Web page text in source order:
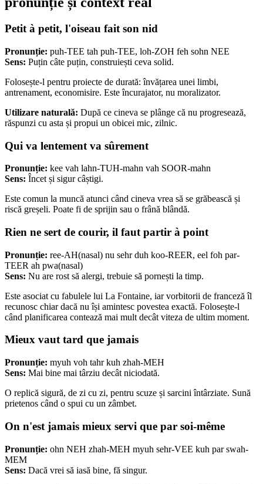
Petit à petit, l'oiseau fait son nid
Pronunție: puh-TEE tah puh-TEE, loh-ZOH feh sohn NEE
Sens: Puțin câte puțin, construiești ceva solid.
Folosește-l pentru proiecte de durată: învățarea unei limbi,
antrenament, economisire. Este încurajator, nu moralizator.
Utilizare naturală: După ce cineva se plânge că nu progresează,
răspunzi cu asta și propui un obicei mic, zilnic.
Qui va lentement va sûrement
Pronunție: kee vah lahn-TUH-mahn vah SOOR-mahn
Sens: Încet și sigur câștigi.
Este comun la muncă atunci când cineva vrea să se grăbească și
riscă greșeli. Poate fi de sprijin sau o frână blândă.
Rien ne sert de courir, il faut partir à point
Pronunție: ree-AH(nasal) nu sehr duh koo-REER, eel foh par-
TEER ah pwa(nasal)
Sens: Nu are rost să alergi, trebuie să pornești la timp.
Este asociat cu fabulele lui La Fontaine, iar vorbitorii de franceză îl
recunosc chiar dacă nu își amintesc povestea exactă. Folosește-l
când planificarea contează mai mult decât viteza de ultim moment.
Mieux vaut tard que jamais
Pronunție: myuh voh tahr kuh zhah-MEH
Sens: Mai bine mai târziu decât niciodată.
O replică sigură, de zi cu zi, pentru scuze și sarcini întârziate. Sună
prietenos când o spui cu un zâmbet.
On n'est jamais mieux servi que par soi-même
Pronunție: ohn NEH zhah-MEH myuh sehr-VEE kuh par swah-
MEM
Sens: Dacă vrei să iasă bine, fă singur.